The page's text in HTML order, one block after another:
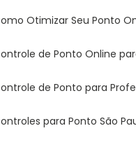
Como Otimizar Seu Ponto
Controle de Ponto Online
Controle de Ponto para
Controles para Ponto São